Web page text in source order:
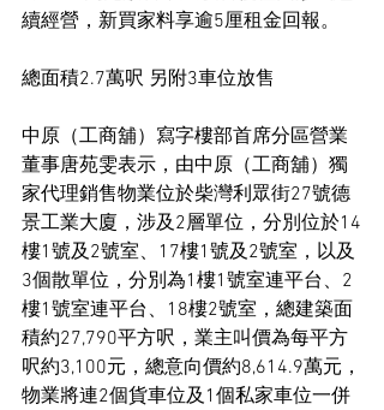
續經營，新買家料享逾5厘租金回報。
總面積2.7萬呎 另附3車位放售
中原（工商舖）寫字樓部首席分區營業
董事唐苑雯表示，由中原（工商舖）獨
家代理銷售物業位於柴灣利眾街27號德
景工業大廈，涉及2層單位，分別位於14
樓1號及2號室、17樓1號及2號室，以及
3個散單位，分別為1樓1號室連平台、2
樓1號室連平台、18樓2號室，總建築面
積約27,790平方呎，業主叫價為每平方
呎約3,100元，總意向價約8,614.9萬元，
物業將連2個貨車位及1個私家車位一併